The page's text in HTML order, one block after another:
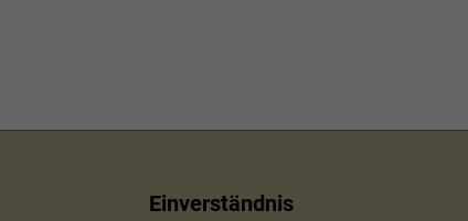
Einverständnis